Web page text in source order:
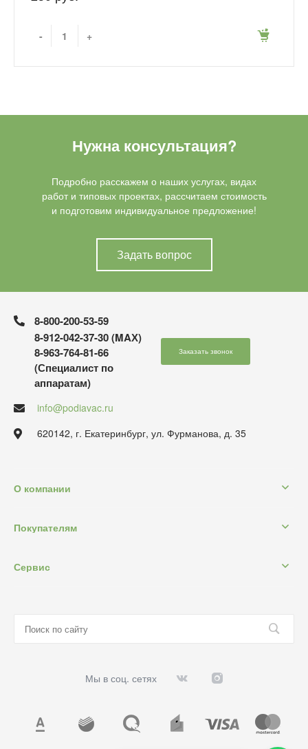
- +
Нужна консультация?
Подробно расскажем о наших услугах, видах
работ и типовых проектах, рассчитаем стоимость
и подготовим индивидуальное предложение!
Задать вопрос
8-800-200-53-59
8-912-042-37-30 (MAХ)
8-963-764-81-66
(Специалист по
аппаратам)
Заказать звонок
info@podiavac.ru
620142, г. Екатеринбург, ул. Фурманова, д. 35
О компании
Покупателям
Сервис
Мы в соц. сетях